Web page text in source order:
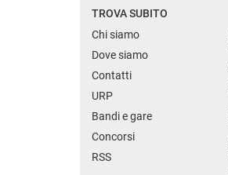
TROVA SUBITO
Chi siamo
Dove siamo
Contatti
URP
Bandi e gare
Concorsi
RSS